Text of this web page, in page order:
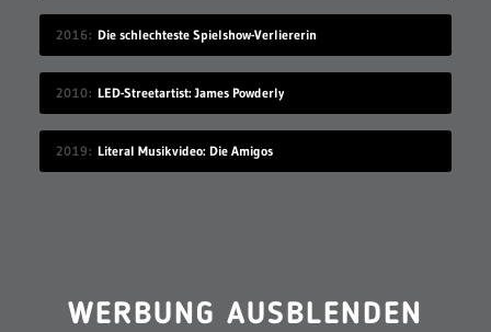
2016 Die schlechteste Spielshow-Verliererin
2010 LED-Streetartist: James Powderly
2019 Literal Musikvideo: Die Amigos
WERBUNG AUSBLENDEN